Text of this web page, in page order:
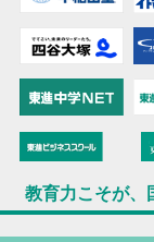
教育力こそが、